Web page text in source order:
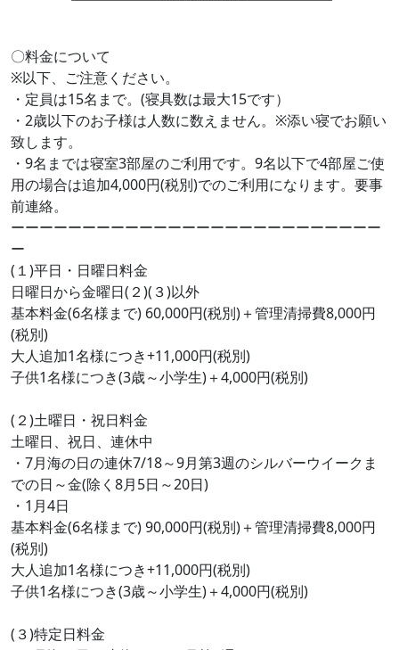
〇料金について
※以下、ご注意ください。
・定員は15名まで。(寝具数は最大15です）
・2歳以下のお子様は人数に数えません。※添い寝でお願い
致します。
・9名までは寝室3部屋のご利用です。9名以下で4部屋ご使
用の場合は追加4,000円(税別)でのご利用になります。要事
前連絡。
ーーーーーーーーーーーーーーーーーーーーーーーーーー
ー
(１)平日・日曜日料金
日曜日から金曜日(２)(３)以外
基本料金(6名様まで) 60,000円(税別)＋管理清掃費8,000円
(税別)
大人追加1名様につき+11,000円(税別)
子供1名様につき(3歳～小学生)＋4,000円(税別)
(２)土曜日・祝日料金
土曜日、祝日、連休中
・7月海の日の連休7/18～9月第3週のシルバーウイークま
での日～金(除く8月5日～20日)
・1月4日
基本料金(6名様まで) 90,000円(税別)＋管理清掃費8,000円
(税別)
大人追加1名様につき+11,000円(税別)
子供1名様につき(3歳～小学生)＋4,000円(税別)
(３)特定日料金